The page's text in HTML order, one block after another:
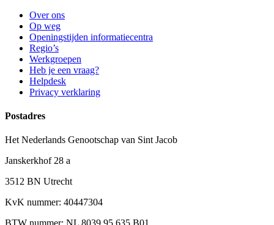
Over ons
Op weg
Openingstijden informatiecentra
Regio’s
Werkgroepen
Heb je een vraag?
Helpdesk
Privacy verklaring
Postadres
Het Nederlands Genootschap van Sint Jacob
Janskerkhof 28 a
3512 BN Utrecht
KvK nummer: 40447304